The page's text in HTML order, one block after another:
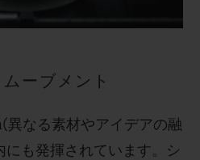
ーブメント
異なる素材やアイデアの融
にも発揮されています。シ